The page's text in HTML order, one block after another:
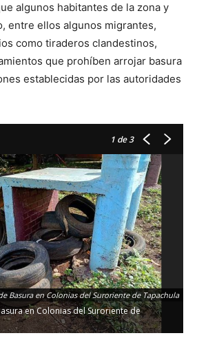
algunos habitantes de la zona y
entre ellos algunos migrantes,
como tiraderos clandestinos,
que prohíben arrojar basura
establecidas por las autoridades
1 de 3
Basura en Colonias del Suroriente de Tapachula
en Colonias del Suroriente de